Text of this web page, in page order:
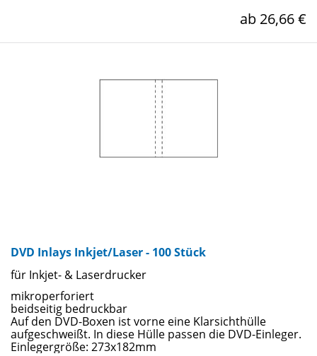
ab 26,66 €
DVD Inlays Inkjet/Laser - 100 Stück
für Inkjet- & Laserdrucker
mikroperforiert
beidseitig bedruckbar
Auf den DVD-Boxen ist vorne eine Klarsichthülle
aufgeschweißt. In diese Hülle passen die DVD-Einleger.
Einlegergröße: 273x182mm